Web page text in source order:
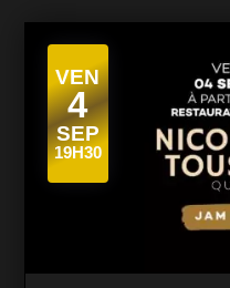
VEN
4
SEP
19H30